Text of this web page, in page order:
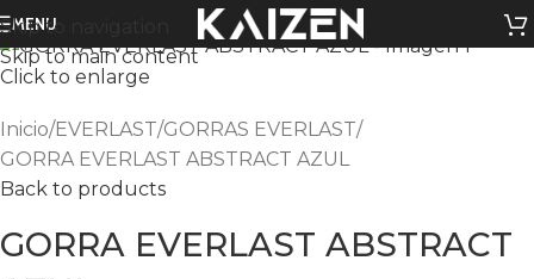
Skip to navigation
Skip to main content
MENU
Sold out
Click to enlarge
Inicio EVERLAST GORRAS EVERLAST
GORRA EVERLAST ABSTRACT AZUL
Back to products
GORRA EVERLAST ABSTRACT